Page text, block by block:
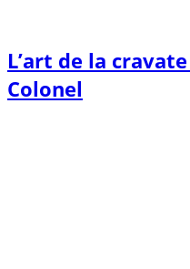
L’art de la
Colonel